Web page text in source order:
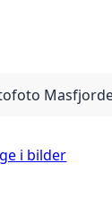
i bilder